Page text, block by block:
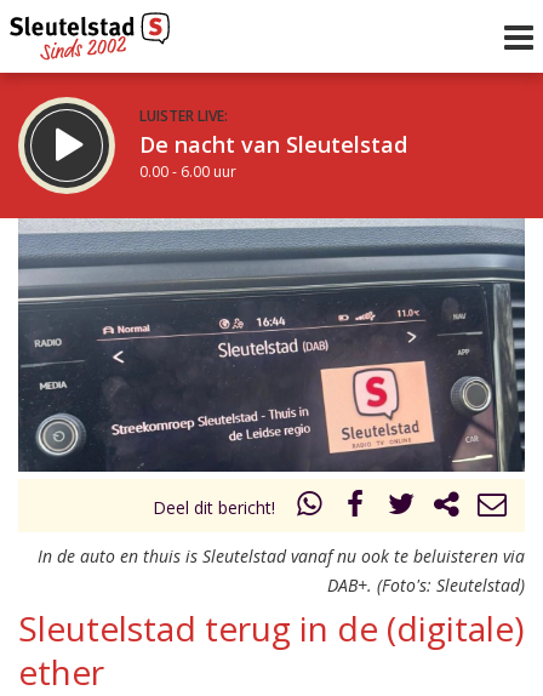
LUISTER LIVE:
De nacht van Sleutelstad
0.00 - 6.00 uur
STRAKS:
De ochtend van Sleutelstad
6.00 - 12.00 uur
Vorig uur
uur 1 van 0 Volgend uur
Deel dit bericht!
In de auto en thuis is Sleutelstad vanaf nu ook te beluisteren via
DAB+. (Foto's: Sleutelstad)
Sleutelstad terug in de (digitale)
ether